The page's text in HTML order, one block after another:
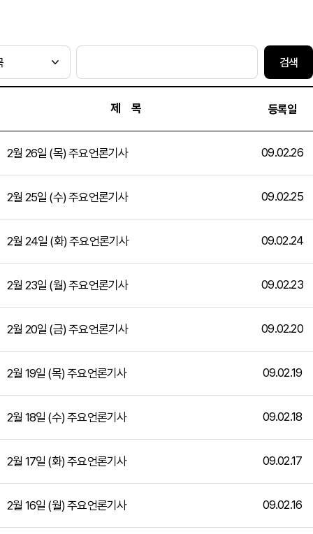
제 목 등록일
2월 26일 (목) 주요언론기사 09.02.26
2월 25일 (수) 주요언론기사 09.02.25
2월 24일 (화) 주요언론기사 09.02.24
2월 23일 (월) 주요언론기사 09.02.23
2월 20일 (금) 주요언론기사 09.02.20
2월 19일 (목) 주요언론기사 09.02.19
2월 18일 (수) 주요언론기사 09.02.18
2월 17일 (화) 주요언론기사 09.02.17
2월 16일 (월) 주요언론기사 09.02.16
검색